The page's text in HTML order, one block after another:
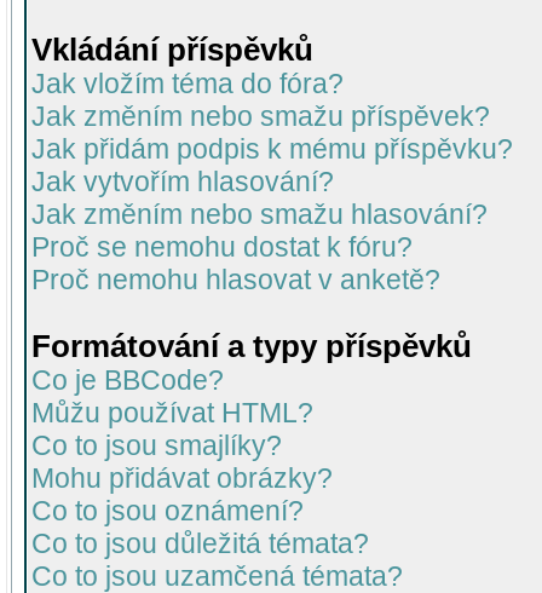
Vkládání příspěvků
Jak vložím téma do fóra?
Jak změním nebo smažu příspěvek?
Jak přidám podpis k mému příspěvku?
Jak vytvořím hlasování?
Jak změním nebo smažu hlasování?
Proč se nemohu dostat k fóru?
Proč nemohu hlasovat v anketě?
Formátování a typy příspěvků
Co je BBCode?
Můžu používat HTML?
Co to jsou smajlíky?
Mohu přidávat obrázky?
Co to jsou oznámení?
Co to jsou důležitá témata?
Co to jsou uzamčená témata?